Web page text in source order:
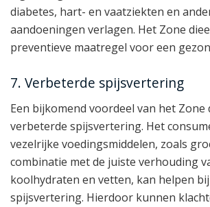
diabetes, hart- en vaatziekten en
aandoeningen verlagen. Het Zone
preventieve maatregel voor een
7. Verbeterde spijsvertering
Een bijkomend voordeel van het Zone
verbeterde spijsvertering. Het
vezelrijke voedingsmiddelen, zoals
combinatie met de juiste verhouding
koolhydraten en vetten, kan helpen
spijsvertering. Hierdoor kunnen